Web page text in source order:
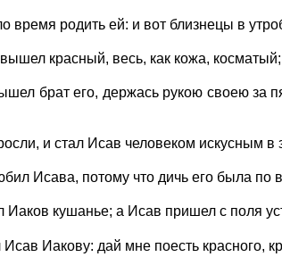
время родить ей: и вот близнецы в
красный, весь, как кожа,
брат его, держась рукою своею за
и стал Исав человеком искусным
Исава, потому что дичь его была по
Иаков кушанье; а Исав пришел с поля
Исав Иакову: дай мне поесть красного,